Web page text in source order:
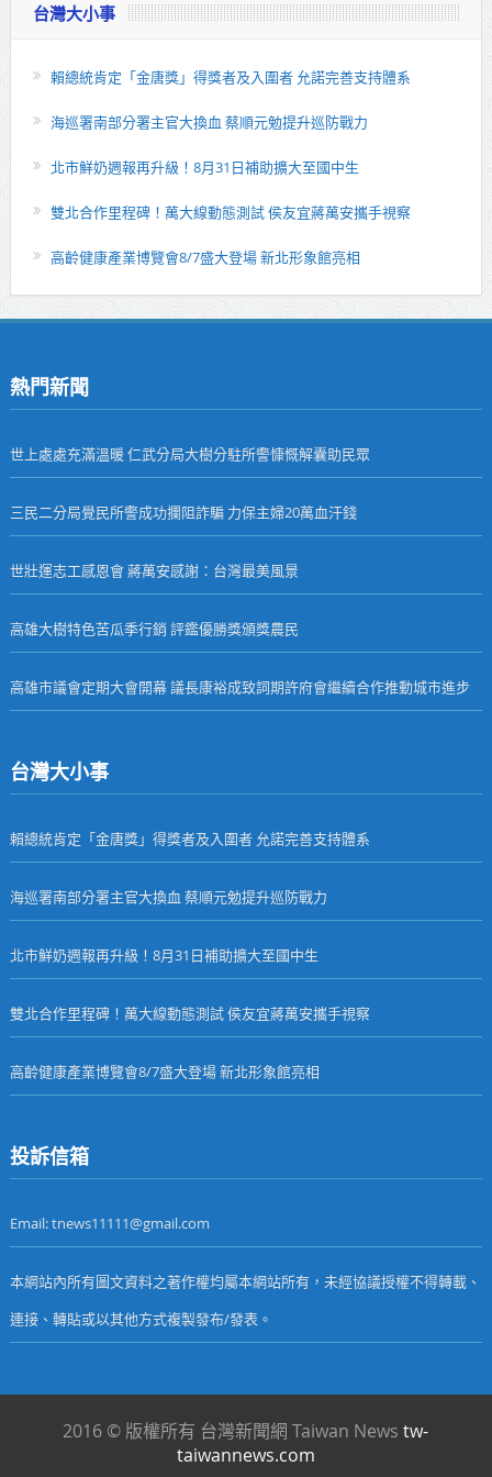
台灣大小事
賴總統肯定「金唐獎」得獎者及入圍者 允諾完善支持體系
海巡署南部分署主官大換血 蔡順元勉提升巡防戰力
北市鮮奶週報再升級！8月31日補助擴大至國中生
雙北合作里程碑！萬大線動態測試 侯友宜蔣萬安攜手視察
高齡健康產業博覽會8/7盛大登場 新北形象館亮相
熱門新聞
世上處處充滿溫暖 仁武分局大樹分駐所警慷慨解囊助民眾
三民二分局覺民所警成功攔阻詐騙 力保主婦20萬血汗錢
世壯運志工感恩會 蔣萬安感謝：台灣最美風景
高雄大樹特色苦瓜季行銷 評鑑優勝獎頒獎農民
高雄市議會定期大會開幕 議長康裕成致詞期許府會繼續合作推動城市進步
台灣大小事
賴總統肯定「金唐獎」得獎者及入圍者 允諾完善支持體系
海巡署南部分署主官大換血 蔡順元勉提升巡防戰力
北市鮮奶週報再升級！8月31日補助擴大至國中生
雙北合作里程碑！萬大線動態測試 侯友宜蔣萬安攜手視察
高齡健康產業博覽會8/7盛大登場 新北形象館亮相
投訴信箱
Email: tnews11111@gmail.com
本網站內所有圖文資料之著作權均屬本網站所有，未經協議授權不得轉載、
連接、轉貼或以其他方式複製發布/發表。
2016 © 版權所有 台灣新聞網 Taiwan Newstw-
taiwannews.com